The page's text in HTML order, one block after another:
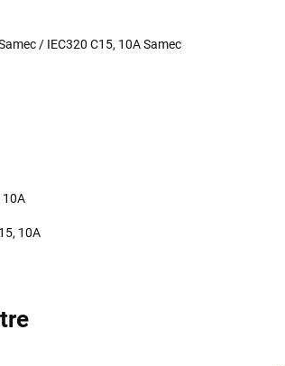
/ IEC320 C15, 10A Samec
10A
10A